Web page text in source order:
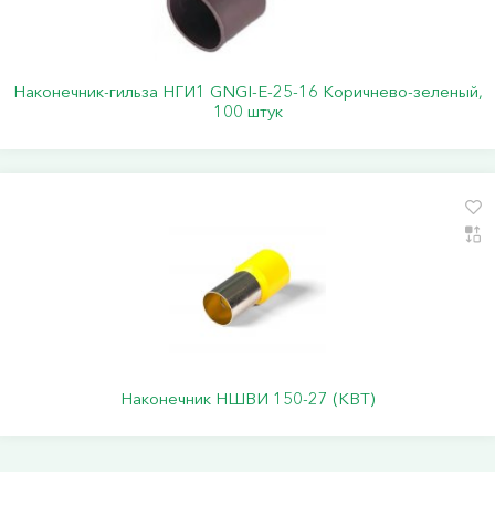
Наконечник-гильза НГИ1 GNGI-E-25-16 Коричнево-зеленый,
100 штук
Наконечник НШВИ 150-27 (КВТ)